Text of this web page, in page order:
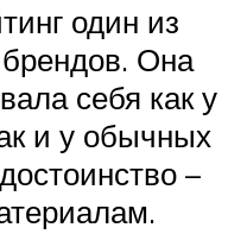
один из
Она
себя как у
и у обычных
–